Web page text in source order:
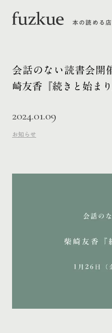
本の読める店
会話のない読書会
崎友香『続きと始ま
2024.01.09
お知らせ